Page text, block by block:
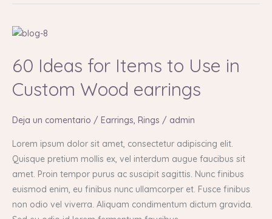
60 Ideas for Items to Use in
Custom Wood earrings
Deja un comentario / Earrings, Rings / admin
Lorem ipsum dolor sit amet, consectetur adipiscing elit.
Quisque pretium mollis ex, vel interdum augue faucibus sit
amet. Proin tempor purus ac suscipit sagittis. Nunc finibus
euismod enim, eu finibus nunc ullamcorper et. Fusce finibus
non odio vel viverra. Aliquam condimentum dictum gravida.
60
for
to
in
Custom
Wood
earrings